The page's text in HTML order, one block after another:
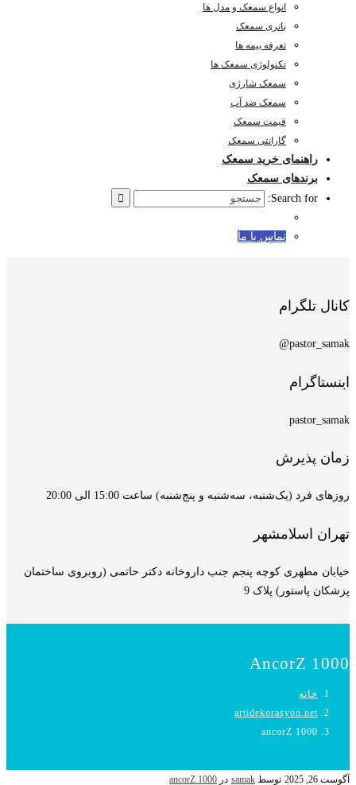
انواع سمعک و مدل ها
باتری سمعک
تعرفه بیمه ها
تکنولوژی سمعک ها
سمعک شارژی
سمعک ضد آب
قیمت سمعک
گارانتی سمعک
راهنمای خرید سمعک
برندهای سمعک
Search for:
تماس با ما
کانال تلگرام
pastor_samak@
اینستاگرام
pastor_samak
زمان پذیرش
روزهای فرد (یک‌شنبه، سه‌شنبه و پنج‌شنبه) ساعت 15:00 الی 20:00
تهران اسلامشهر
خیابان مطهری کوچه پنجم جنب داروخانه دکتر حاتمی (روبروی ساختمان
پزشکان پاستور) پلاک 9
AncorZ 1000
خانه
artidekorasyon.net
ancorZ 1000
آگوست 26, 2025 توسط samak در ancorZ 1000